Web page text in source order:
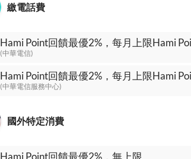
繳電話費
Hami Point回饋最優2%，每月上限Hami
(中華電信)
Hami Point回饋最優2%，每月上限Hami
(中華電信服務中心)
國外特定消費
Hami Point回饋最優2%，無上限